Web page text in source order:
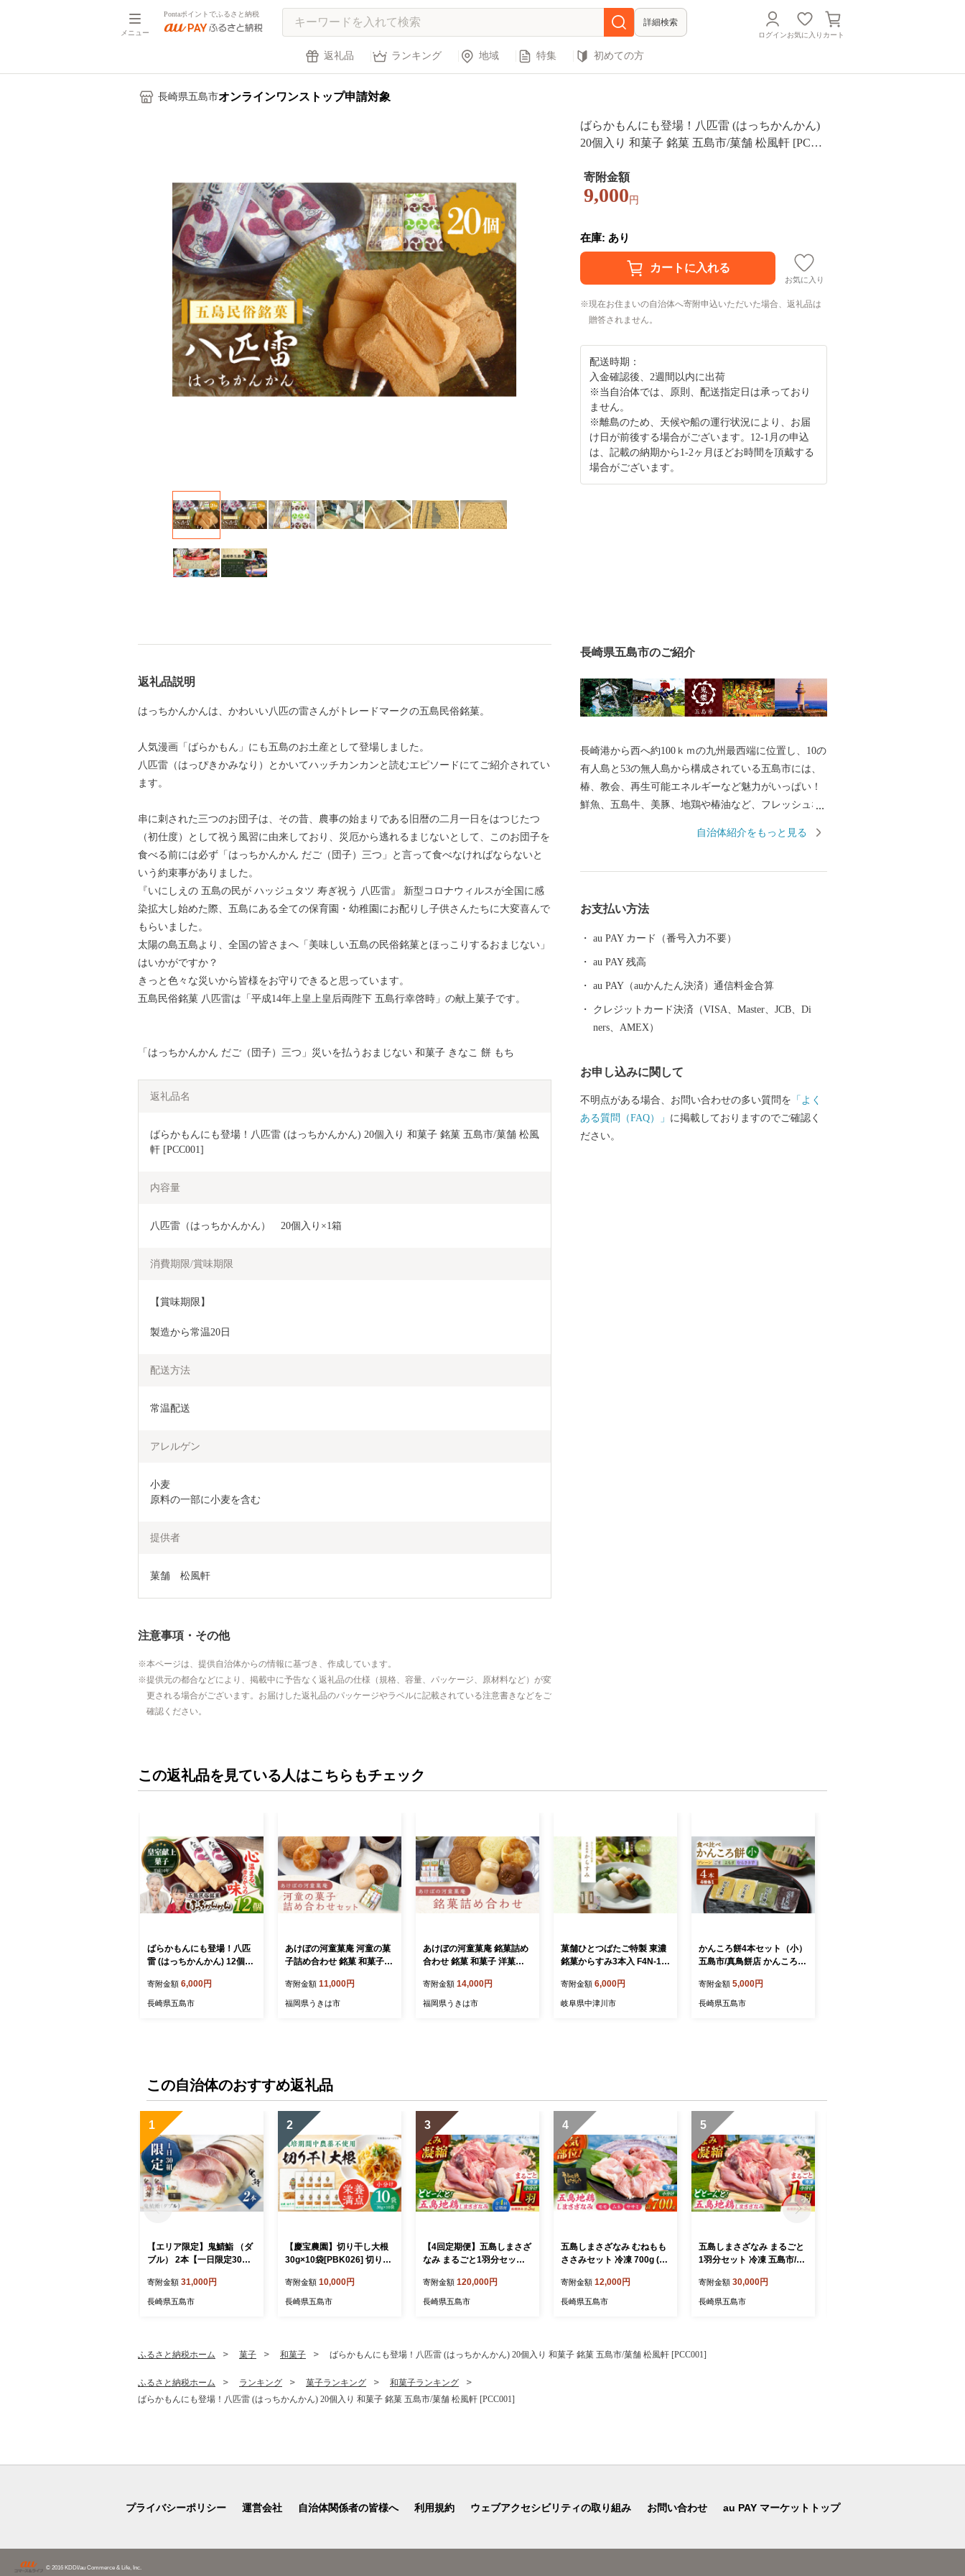
メニュー
Pontaポイントでふるさと納税
詳細検索
ログインお気に入り カート
返礼品 ランキング 地域 特集 初めての方
長崎県五島市オンラインワンストップ申請対象
ばらかもんにも登場！八匹雷 (はっちかんかん)
20個入り 和菓子 銘菓 五島市/菓舗 松風軒 [PCC0
寄附金額
9,000 円
在庫: あり
お気に入り
現在お住まいの自治体へ寄附申込いただいた場合、返礼品は
贈答されません。
配送時期：
入金確認後、2週間以内に出荷
※当自治体では、原則、配送指定日は承っており
ません。
※離島のため、天候や船の運行状況により、お届
け日が前後する場合がございます。12-1月の申込
は、記載の納期から1-2ヶ月ほどお時間を頂戴する
場合がございます。
返礼品説明
はっちかんかんは、かわいい八匹の雷さんがトレードマークの五島民俗銘菓。
人気漫画「ばらかもん」にも五島のお土産として登場しました。
八匹雷（はっぴきかみなり）とかいてハッチカンカンと読むエピソードにてご紹介されてい
ます。
串に刺された三つのお団子は、その昔、農事の始まりである旧暦の二月一日をはつじたつ
（初仕度）として祝う風習に由来しており、災厄から逃れるまじないとして、このお団子を
食べる前には必ず「はっちかんかん だご（団子）三つ」と言って食べなければならないと
いう約束事がありました。
『いにしえの 五島の民が ハッジュタツ 寿ぎ祝う 八匹雷』 新型コロナウィルスが全国に感
染拡大し始めた際、五島にある全ての保育園・幼稚園にお配りし子供さんたちに大変喜んで
もらいました。
太陽の島五島より、全国の皆さまへ「美味しい五島の民俗銘菓とほっこりするおまじない」
はいかがですか？
きっと色々な災いから皆様をお守りできると思っています。
五島民俗銘菓 八匹雷は「平成14年上皇上皇后両陛下 五島行幸啓時」の献上菓子です。
「はっちかんかん だご（団子）三つ」災いを払うおまじない 和菓子 きなこ 餅 もち
返礼品名
ばらかもんにも登場！八匹雷 (はっちかんかん) 20個入り 和菓子 銘菓 五島市/菓舗 松風
軒 [PCC001]
内容量
八匹雷（はっちかんかん）　20個入り×1箱
消費期限/賞味期限
【賞味期限】
製造から常温20日
配送方法
常温配送
アレルゲン
小麦
原料の一部に小麦を含む
提供者
菓舗　松風軒
注意事項・その他
本ページは、提供自治体からの情報に基づき、作成しています。
提供元の都合などにより、掲載中に予告なく返礼品の仕様（規格、容量、パッケージ、原材料など）が変
更される場合がございます。お届けした返礼品のパッケージやラベルに記載されている注意書きなどをご
確認ください。
長崎県五島市のご紹介
長崎港から西へ約100ｋｍの九州最西端に位置し、10の
有人島と53の無人島から構成されている五島市には、
椿、教会、再生可能エネルギーなど魅力がいっぱい！
鮮魚、五島牛、美豚、地鶏や椿油など、フレッシュな
天草地方の潜伏キリシタン関連遺産」が世界遺産に登
静かに佇んでいます。
自治体紹介をもっと見る
お支払い方法
au PAY カード（番号入力不要）
au PAY 残高
au PAY（auかんたん決済）通信料金合算
クレジットカード決済（VISA、Master、JCB、Di
ners、AMEX）
お申し込みに関して
不明点がある場合、お問い合わせの多い質問を 「よく
ある質問（FAQ）」 に掲載しておりますのでご確認く
ださい。
この返礼品を見ている人はこちらもチェック
ばらかもんにも登場！八匹
雷 (はっちかんかん) 12個入
松風軒 [PCC002]
寄附金額 6,000円
長崎県五島市
あけぼの河童菓庵 河童の菓
子詰め合わせ 銘菓 和菓子
ナカ 最中 白つぶ餡 雷さん
のへそ 河童サブレ サブレ
寄附金額 11,000円
福岡県うきは市
あけぼの河童菓庵 銘菓詰め
合わせ 銘菓 和菓子 洋菓子
中 白つぶ餡 雷さんのへそ
河童サブレ サブレ 常温 セ
寄附金額 14,000円
福岡県うきは市
菓舗ひとつばたご特製 東濃
銘菓からすみ3本入 F4N-14
寄附金額 6,000円
岐阜県中津川市
かんころ餅4本セット（小）
五島市/真鳥餅店 かんころも
ト 4種類 4本 [PAP004]
寄附金額 5,000円
長崎県五島市
この自治体のおすすめ返礼品
1
【エリア限定】鬼鯖鮨 （ダ
ブル） 2本【一日限定30】
可】 五島市/三井楽水産[PB
P002] 寿司 すし 鯖 さば 鮨
寄附金額 31,000円
長崎県五島市
2
【慶宝農園】切り干し大根
30g×10袋[PBK026] 切り干
いこん 小分け 野菜 乾物 乾
燥 ドライ
寄附金額 10,000円
長崎県五島市
3
【4回定期便】五島しまさざ
なみ まるごと1羽分セット
ざなみ農園 [PHH003]
寄附金額 120,000円
長崎県五島市
4
五島しまさざなみ むねもも
ささみセット 冷凍 700g (も
g、ささみ約100g) 五島市/
合同会社五島さざなみ農園
寄附金額 12,000円
長崎県五島市
5
五島しまさざなみ まるごと
1羽分セット 冷凍 五島市/合
HH001]
寄附金額 30,000円
長崎県五島市
ふるさと納税ホーム 菓子 和菓子 ばらかもんにも登場！八匹雷 (はっちかんかん) 20個入り 和菓子 銘菓 五島市/菓舗 松風軒 [PCC001]
ふるさと納税ホーム ランキング 菓子ランキング
和菓子ランキング
ばらかもんにも登場！八匹雷 (はっちかんかん) 20個入り 和菓子 銘菓 五島市/菓舗 松風軒 [PCC001]
プライバシーポリシー 運営会社 自治体関係者の皆様へ 利用規約 ウェブアクセシビリティの取り組み お問い合わせ au PAY マーケットトップ
© 2016 KDDI/au Commerce & Life, Inc.